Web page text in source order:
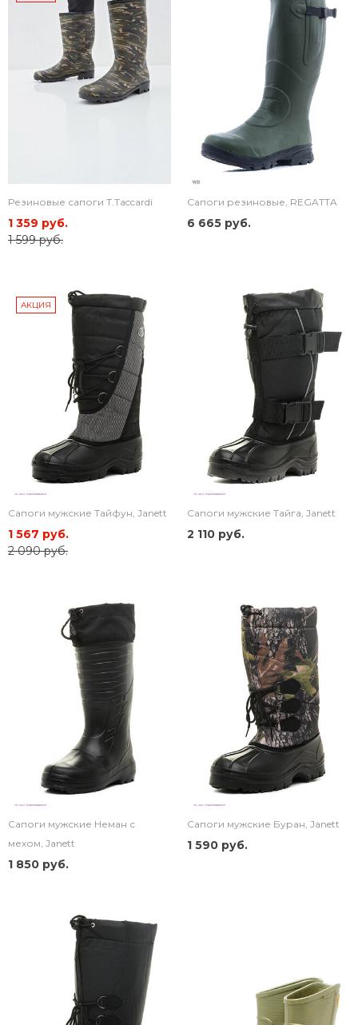
Резиновые сапоги T.Taccardi
1 359 руб.
1 599 руб.
Сапоги резиновые, REGATTA
6 665 руб.
АКЦИЯ
Сапоги мужские Тайфун, Janett
1 567 руб.
2 090 руб.
Сапоги мужские Тайга, Janett
2 110 руб.
Сапоги мужские Неман с
мехом, Janett
1 850 руб.
Сапоги мужские Буран, Janett
1 590 руб.